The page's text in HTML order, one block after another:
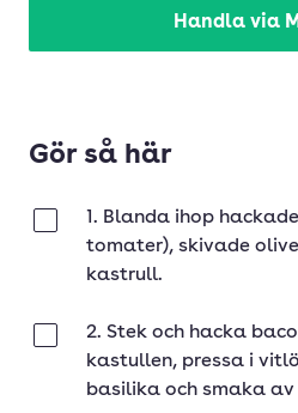
Handla via
Gör så här
1. Blanda ihop
tomater), skivade
kastrull.
2. Stek och hacka
kastullen, pressa i
basilika och smaka